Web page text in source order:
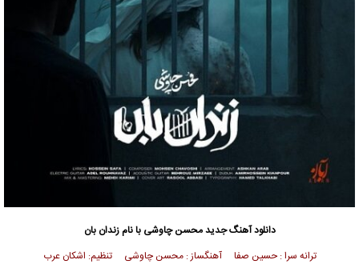
دانلود آهنگ جدیدمحسن چاوشی با نام زندان بان
ترانه سرا : حسین صفا آهنگساز : محسن چاوشی تنظیم: اشکان عرب